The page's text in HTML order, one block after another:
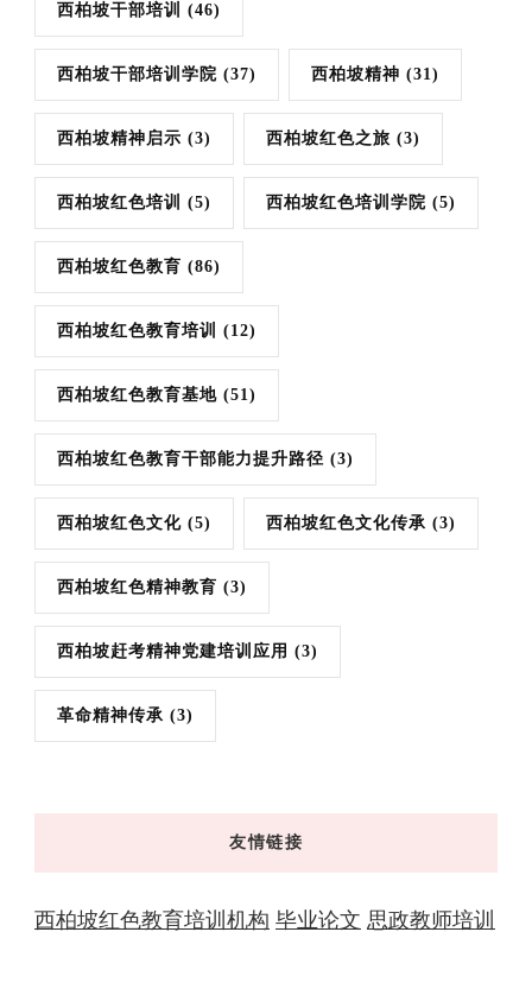
西柏坡干部培训 (46)
西柏坡干部培训学院 (37) 西柏坡精神 (31)
西柏坡精神启示 (3) 西柏坡红色之旅 (3)
西柏坡红色培训 (5) 西柏坡红色培训学院 (5)
西柏坡红色教育 (86)
西柏坡红色教育培训 (12)
西柏坡红色教育基地 (51)
西柏坡红色教育干部能力提升路径 (3)
西柏坡红色文化 (5) 西柏坡红色文化传承 (3)
西柏坡红色精神教育 (3)
西柏坡赶考精神党建培训应用 (3)
革命精神传承 (3)
友情链接
西柏坡红色教育培训机构 毕业论文 思政教师培训